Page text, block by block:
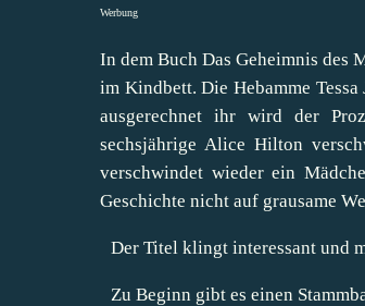
Werbung
In dem Buch Das Geheimnis des
im Kindbett. Die Hebamme
ausgerechnet ihr wird der
sechsjährige Alice Hilton
verschwindet wieder ein
Geschichte nicht auf grausame
Der Titel klingt interessant und
Zu Beginn gibt es einen